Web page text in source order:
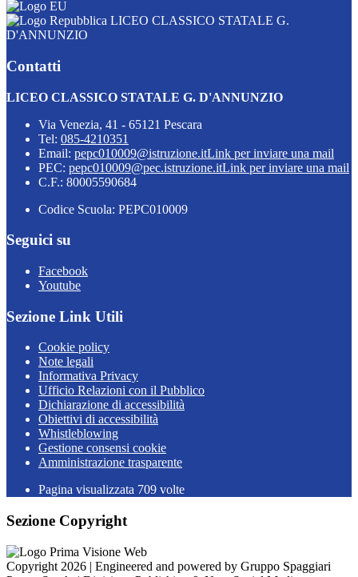
LICEO CLASSICO STATALE G.
D'ANNUNZIO
Contatti
LICEO CLASSICO STATALE G. D'ANNUNZIO
Via Venezia, 41 - 65121 Pescara
Tel: 085-4210351
Email: pepc010009@istruzione.itLink per inviare una mail
PEC: pepc010009@pec.istruzione.itLink per inviare una mail
C.F.: 80005590684
Codice Scuola: PEPC010009
Seguici su
Facebook
Youtube
Sezione Link Utili
Cookie policy
Note legali
Informativa Privacy
Ufficio Relazioni con il Pubblico
Dichiarazione di accessibilità
Obiettivi di accessibilità
Whistleblowing
Gestione consensi cookie
Amministrazione trasparente
Pagina visualizzata 709 volte
Sezione Copyright
Copyright 2026 | Engineered and powered by Gruppo Spaggiari